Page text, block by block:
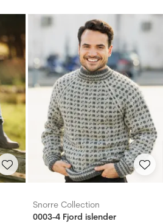
Snorre Collection
0003-4 Fjord islender